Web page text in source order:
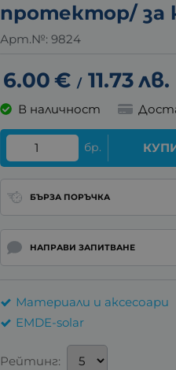
протектор/ за
Арт.№: 9824
6.00€ / 11.73лв.
В наличност
бр.
БЪРЗА ПОРЪЧКА
НАПРАВИ ЗАПИТВАНЕ
Материали и аксесоари
EMDE-solar
Рейтинг: